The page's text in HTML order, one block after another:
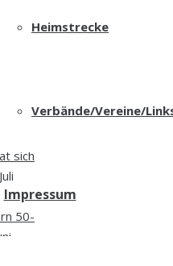
Heimstrecke
Verbände/Vereine/
Impressum
sich
50-